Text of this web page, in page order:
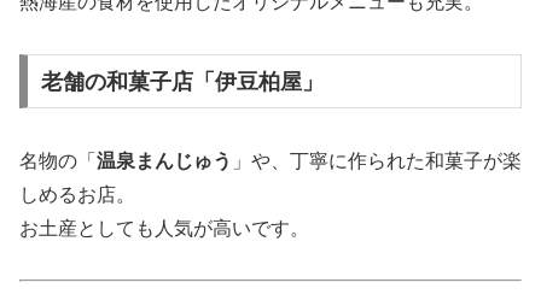
老舗の和菓子店「伊豆柏屋」
名物の「 温泉まんじゅう 」や、丁寧に作られた和菓子が楽
しめるお店。
お土産としても人気が高いです。